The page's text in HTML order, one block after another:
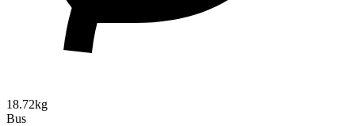
18.72kg
Bus